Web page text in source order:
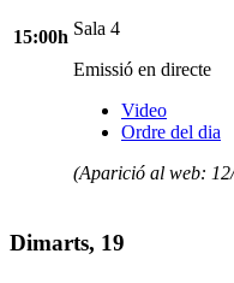
15:00h Sala 4
Emissió en directe
Video
Ordre del dia
(Aparició al web:
Dimarts, 19